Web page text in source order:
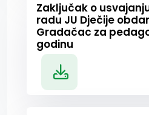
Zaključak o
radu JU Dječije
Gradačac za
godinu